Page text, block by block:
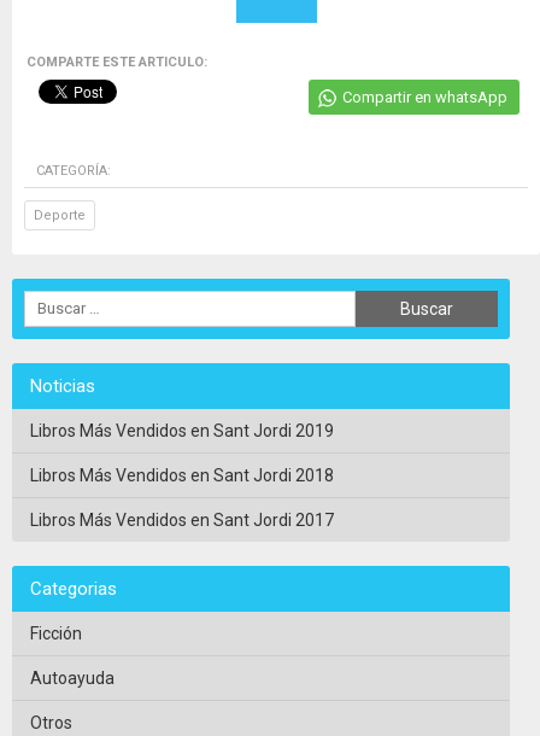
COMPARTE ESTE ARTICULO:
Compartir en whatsApp
CATEGORÍA:
Deporte
Noticias
Libros Más Vendidos en Sant Jordi 2019
Libros Más Vendidos en Sant Jordi 2018
Libros Más Vendidos en Sant Jordi 2017
Categorias
Ficción
Autoayuda
Otros